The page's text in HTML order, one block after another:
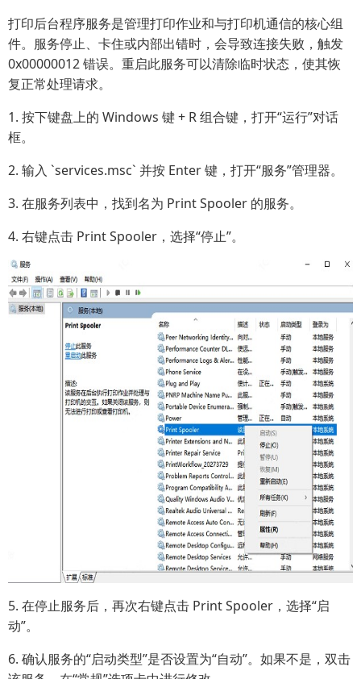
打印后台程序服务是管理打印作业和与打印机通信的核心组
件。服务停止、卡住或内部出错时，会导致连接失败，触发
0x00000012 错误。重启此服务可以清除临时状态，使其恢
复正常处理请求。
1. 按下键盘上的 Windows 键 + R 组合键，打开“运行”对话
框。
2. 输入 `services.msc` 并按 Enter 键，打开“服务”管理器。
3. 在服务列表中，找到名为 Print Spooler 的服务。
4. 右键点击 Print Spooler，选择“停止”。
5. 在停止服务后，再次右键点击 Print Spooler，选择“启
动”。
6. 确认服务的“启动类型”是否设置为“自动”。如果不是，双击